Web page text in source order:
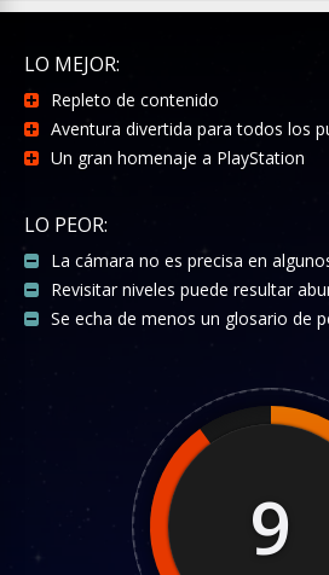
LO MEJOR:
Repleto de contenido
Aventura divertida para todos los
Un gran homenaje a PlayStation
LO PEOR:
La cámara no es precisa en
Revisitar niveles puede resultar
Se echa de menos un glosario de
9